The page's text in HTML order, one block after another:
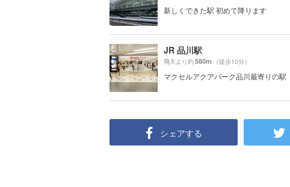
新しくできた駅 初めて降ります
JR 品川駅
飛天より約580m （徒歩10分）
マクセルアクアパーク品川最寄りの駅
シェアする